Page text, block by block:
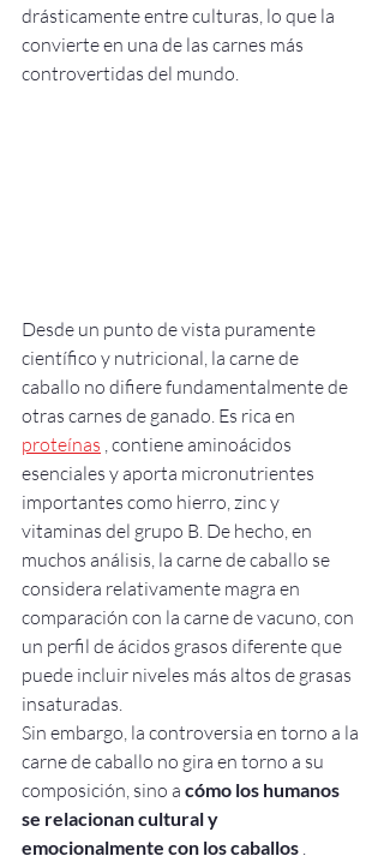
drásticamente entre culturas, lo que la
convierte en una de las carnes más
controvertidas del mundo.
Desde un punto de vista puramente
científico y nutricional, la carne de
caballo no difiere fundamentalmente de
otras carnes de ganado. Es rica en
proteínas , contiene aminoácidos
esenciales y aporta micronutrientes
importantes como hierro, zinc y
vitaminas del grupo B. De hecho, en
muchos análisis, la carne de caballo se
considera relativamente magra en
comparación con la carne de vacuno, con
un perfil de ácidos grasos diferente que
puede incluir niveles más altos de grasas
insaturadas.
Sin embargo, la controversia en torno a la
carne de caballo no gira en torno a su
composición, sino a cómo los humanos
se relacionan cultural y
emocionalmente con los caballos .